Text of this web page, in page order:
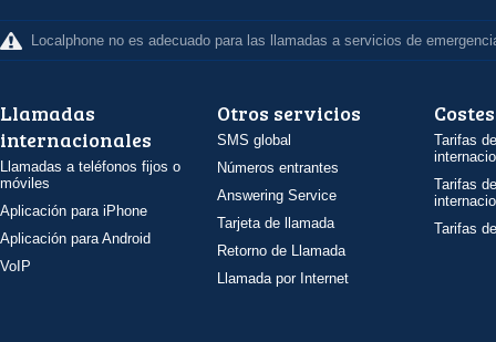
Localphone no es adecuado para las llamadas a servicios de
Llamadas
internacionales
Llamadas a teléfonos fijos o
móviles
Aplicación para iPhone
Aplicación para Android
VoIP
Otros servicios
SMS global
Números entrantes
Answering Service
Tarjeta de llamada
Retorno de Llamada
Llamada por Internet
Costes
Tarifas
Tarifas
Tarifas